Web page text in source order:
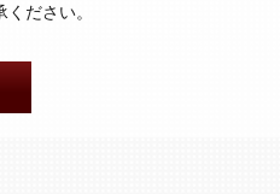
ださい。